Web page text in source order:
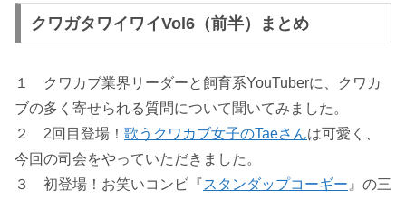
クワガタワイワイVol6（前半）まとめ
１ クワカブ業界リーダーと飼育系YouTuberに、クワカ
ブの多く寄せられる質問について聞いてみました。
２ 2回目登場！ 歌うクワカブ女子のTaeさんは可愛く、
今回の司会をやっていただきました。
３ 初登場！お笑いコンビ『スタンダップコーギー 』の三